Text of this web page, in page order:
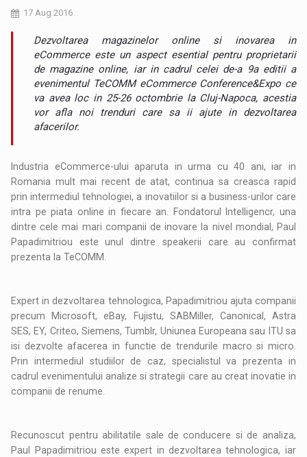
17 Aug 2016
Dezvoltarea magazinelor online si inovarea in
eCommerce este un aspect esential pentru proprietarii
de magazine online, iar in cadrul celei de-a 9a editii a
evenimentul TeCOMM eCommerce Conference&Expo ce
va avea loc in 25-26 octombrie la Cluj-Napoca, acestia
vor afla noi trenduri care sa ii ajute in dezvoltarea
afacerilor.
Industria eCommerce-ului aparuta in urma cu 40 ani, iar in
Romania mult mai recent de atat, continua sa creasca rapid
prin intermediul tehnologiei, a inovatiilor si a business-urilor care
intra pe piata online in fiecare an. Fondatorul Intelligencr, una
dintre cele mai mari companii de inovare la nivel mondial, Paul
Papadimitriou este unul dintre speakerii care au confirmat
prezenta la TeCOMM.
Expert in dezvoltarea tehnologica, Papadimitriou ajuta companii
precum Microsoft, eBay, Fujistu, SABMiller, Canonical, Astra
SES, EY, Criteo, Siemens, Tumblr, Uniunea Europeana sau ITU sa
isi dezvolte afacerea in functie de trendurile macro si micro.
Prin intermediul studiilor de caz, specialistul va prezenta in
cadrul evenimentului analize si strategii care au creat inovatie in
companii de renume.
Recunoscut pentru abilitatile sale de conducere si de analiza,
Paul Papadimitriou este expert in dezvoltarea tehnologica, iar